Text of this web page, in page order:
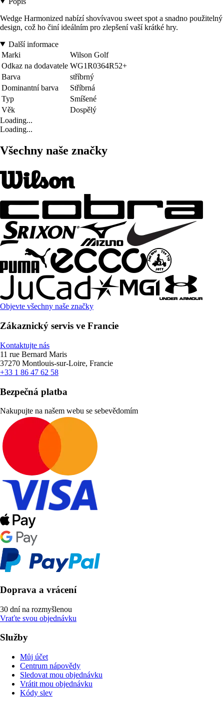
Wedge Harmonized nabízí shovívavou sweet spot a snadno použitelný
design, což ho činí ideálním pro zlepšení vaší krátké hry.
Další informace
Marki
Wilson Golf
Odkaz na dodavatele WG1R0364R52+
Barva
stříbrný
Dominantní barva
Stříbrná
Typ
Smíšené
Věk
Dospělý
Loading...
Loading...
Všechny naše značky
Objevte všechny naše značky
Zákaznický servis ve Francie
Kontaktujte nás
11 rue Bernard Maris
37270 Montlouis-sur-Loire, Francie
+33 1 86 47 62 58
Bezpečná platba
Nakupujte na našem webu se sebevědomím
Doprava a vrácení
30 dní na rozmyšlenou
Vraťte svou objednávku
Služby
Můj účet
Centrum nápovědy
Sledovat mou objednávku
Vrátit mou objednávku
Kódy slev